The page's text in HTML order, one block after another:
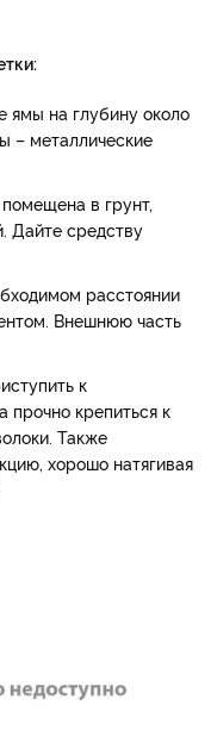
ямы на глубину около
– металлические
в грунт,
Дайте средству
расстоянии
Внешнюю часть
к
прочно крепиться к
Также
хорошо натягивая